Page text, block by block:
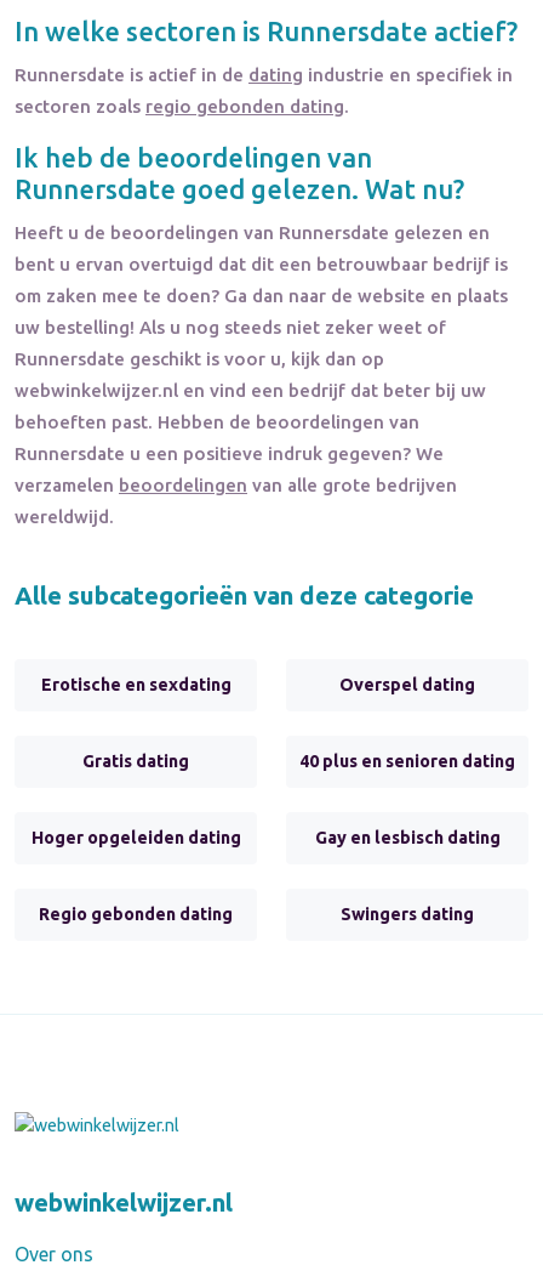
In welke sectoren is Runnersdate actief?
Runnersdate is actief in de dating industrie en specifiek in
sectoren zoals regio gebonden dating.
Ik heb de beoordelingen van
Runnersdate goed gelezen. Wat nu?
Heeft u de beoordelingen van Runnersdate gelezen en
bent u ervan overtuigd dat dit een betrouwbaar bedrijf is
om zaken mee te doen? Ga dan naar de website en plaats
uw bestelling! Als u nog steeds niet zeker weet of
Runnersdate geschikt is voor u, kijk dan op
webwinkelwijzer.nl en vind een bedrijf dat beter bij uw
behoeften past. Hebben de beoordelingen van
Runnersdate u een positieve indruk gegeven? We
verzamelen beoordelingen van alle grote bedrijven
wereldwijd.
Alle subcategorieën van deze categorie
Erotische en sexdating Overspel dating
Gratis dating 40 plus en senioren dating
Hoger opgeleiden dating Gay en lesbisch dating
Regio gebonden dating Swingers dating
webwinkelwijzer.nl
Over ons